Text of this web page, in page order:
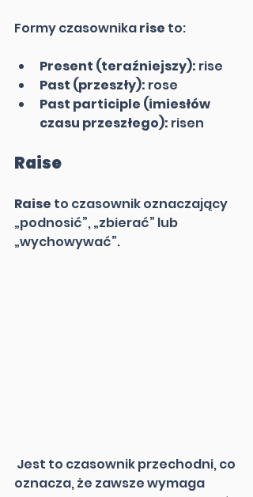
Formy czasownika rise to:
Present (teraźniejszy): rise
Past (przeszły): rose
Past participle (imiesłów
czasu przeszłego): risen
Raise
Raise to czasownik oznaczający
„podnosić”, „zbierać” lub
„wychowywać”.
oznacza, że zawsze wymaga